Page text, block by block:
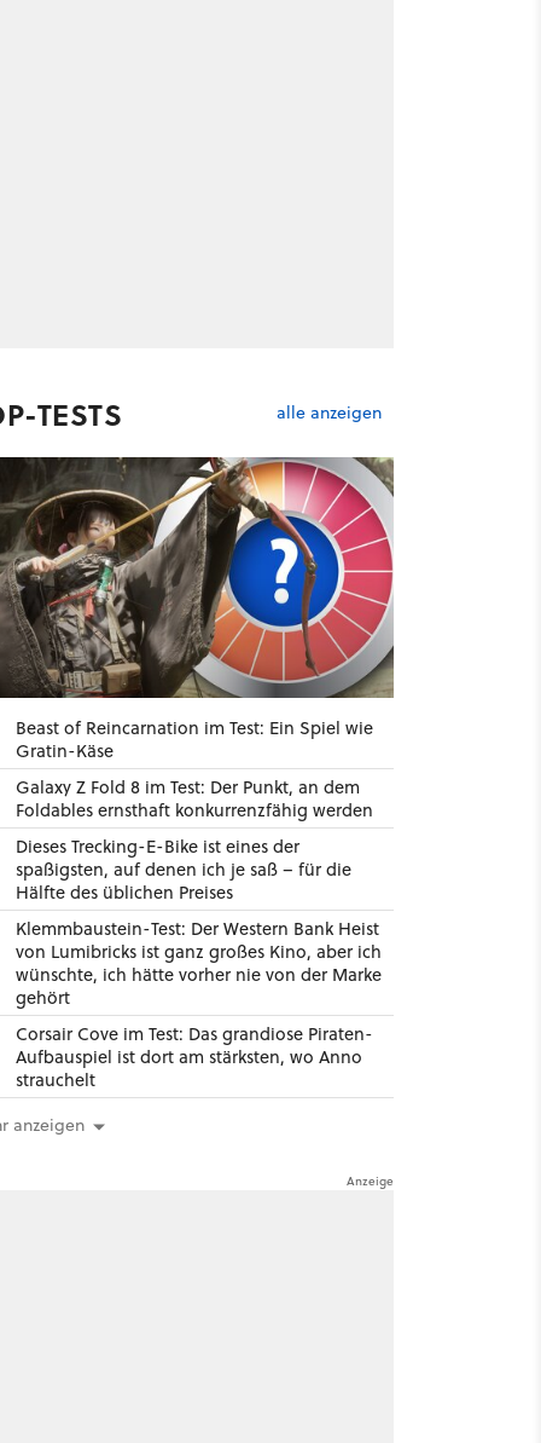
TESTS alle anzeigen
Beast of Reincarnation im Test: Ein Spiel wie
Gratin-Käse
Galaxy Z Fold 8 im Test: Der Punkt, an dem
Foldables ernsthaft konkurrenzfähig werden
Dieses Trecking-E-Bike ist eines der
spaßigsten, auf denen ich je saß – für die
Hälfte des üblichen Preises
Klemmbaustein-Test: Der Western Bank Heist
von Lumibricks ist ganz großes Kino, aber ich
wünschte, ich hätte vorher nie von der Marke
gehört
Corsair Cove im Test: Das grandiose Piraten-
Aufbauspiel ist dort am stärksten, wo Anno
strauchelt
anzeigen